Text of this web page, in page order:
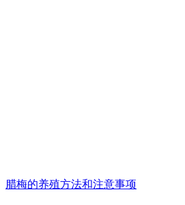
腊梅的养殖方法和注意事项